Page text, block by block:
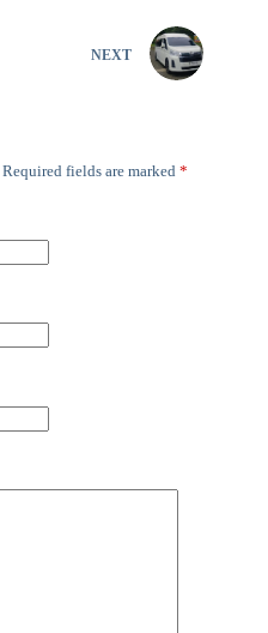
NEXT
Required fields are marked *